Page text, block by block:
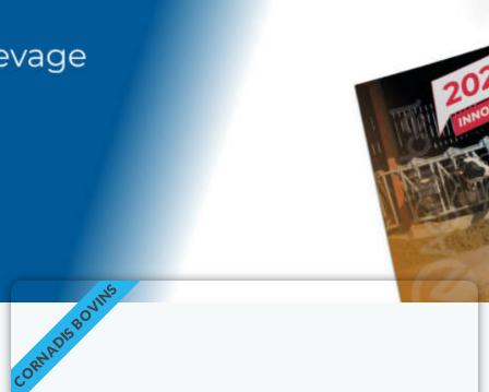
DÉCOUVRIR
CORNADIS BOVINS